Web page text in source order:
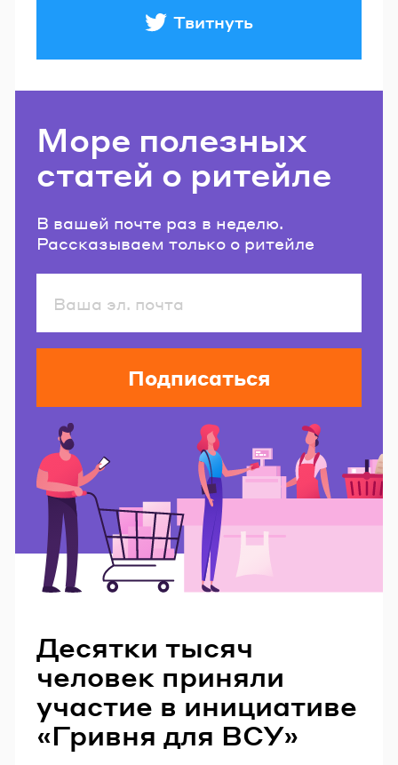
Твитнуть
Море полезных
статей о ритейле
В вашей почте раз в неделю.
Рассказываем только о ритейле
Подписаться
Десятки тысяч
человек приняли
участие в инициативе
«Гривня для ВСУ»